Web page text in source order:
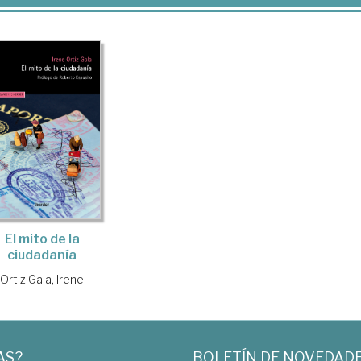
El mito de la
ciudadanía
Ortiz Gala, Irene
BOLETÍN DE